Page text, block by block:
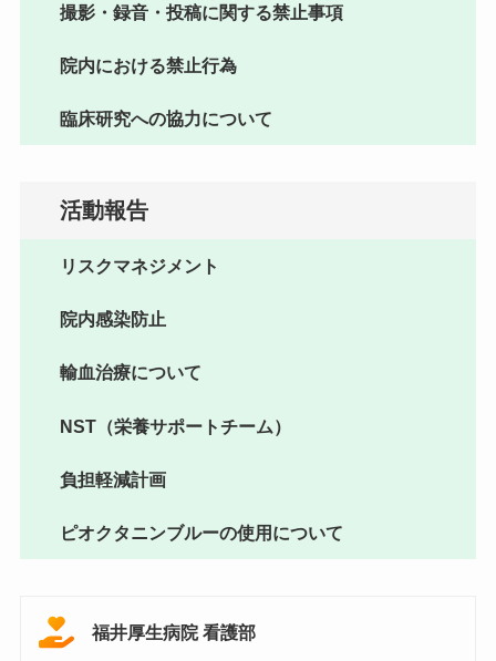
撮影・録音・投稿に関する禁止事項
院内における禁止行為
臨床研究への協力について
活動報告
リスクマネジメント
院内感染防止
輸血治療について
NST（栄養サポートチーム）
負担軽減計画
ピオクタニンブルーの使用について
福井厚生病院 看護部